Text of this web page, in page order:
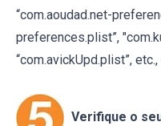
“com.aoudad.net-
preferences.plist”,
“com.avickUpd.plist”,
Verifique o